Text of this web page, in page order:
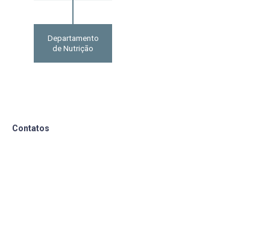
Departamento
de Nutrição
Contatos